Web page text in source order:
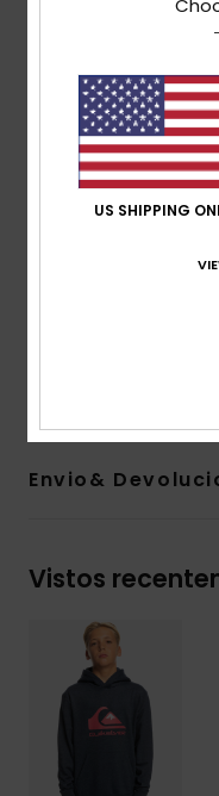
Costuras GBS
máxima
Mangas:Mangas
Fecho:De enfiar
Outras
cortados a laser
Laminação
combinação
Envio&
Vistos
US SHIPPING